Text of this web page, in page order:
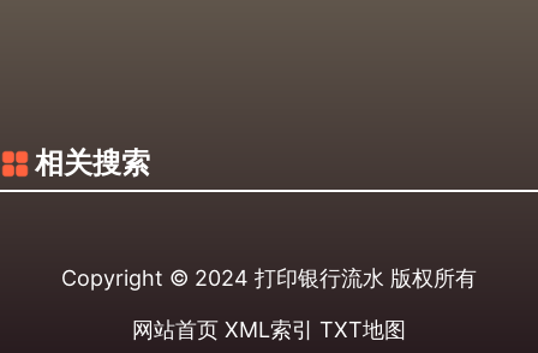
相关搜索
Copyright © 2024 打印银行流水 版权所有
网站首页 XML索引 TXT地图